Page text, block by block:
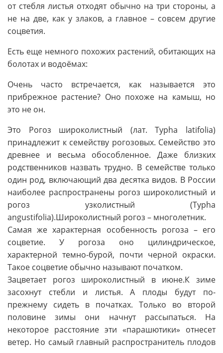
от стебля листья отходят обычно на три стороны, а
не на две, как у злаков, а главное – совсем другие
соцветия.
Есть еще немного похожих растений, обитающих на
болотах и водоёмах:
Очень часто встречается, как называется это
прибрежное растение? Оно похоже на камыш, но
это не он.
Это Рогоз широколистный (лат. Typha latifolia)
принадлежит к семейству рогозовых. Семейство это
древнее и весьма обособленное. Даже близких
родственников назвать трудно. В семействе только
один род, включающий два десятка видов. В России
наиболее распространены рогоз широколистный и
рогоз узколистный (Typha
angustifolia).Широколистный рогоз – многолетник.
Самая же характерная особенность рогоза – его
соцветие. У рогоза оно цилиндрическое,
характерной темно-бурой, почти черной окраски.
Такое соцветие обычно называют початком.
Зацветает рогоз широколистный в июне.К зиме
засохнут стебли и листья. А плоды будут по-
прежнему сидеть в початках. Только во второй
половине зимы они начнут рассыпаться. На
некоторое расстояние эти «парашютики» отнесет
ветер. Но самый главный распространитель плодов